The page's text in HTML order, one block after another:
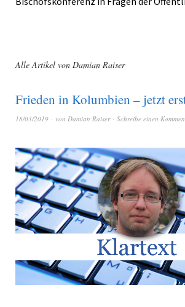
Alle Artikel von Damian Raiser
Frieden in Kolumbien – jetzt
18/03/2019 von Damian Raiser Schreibe einen